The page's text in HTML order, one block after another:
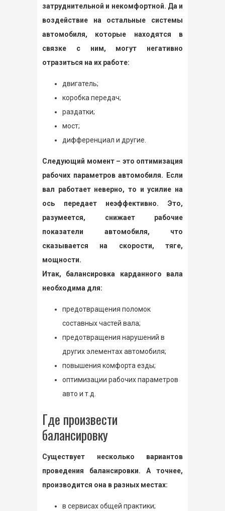
затруднительной и некомфортной. Да и
воздействие на остальные системы
автомобиля, которые находятся в
связке с ним, могут негативно
отразиться на их работе:
двигатель;
коробка передач;
раздатки;
мост;
дифференциал и другие.
Следующий момент – это оптимизация
рабочих параметров автомобиля. Если
вал работает неверно, то и усилие на
ось передает неэффективно. Это,
разумеется, снижает рабочие
показатели автомобиля, что
сказывается на скорости, тяге,
мощности.
Итак, балансировка карданного вала
необходима для:
предотвращения поломок
составных частей вала;
предотвращения нарушений в
других элементах автомобиля;
повышения комфорта езды;
оптимизации рабочих параметров
авто и т.д.
Где произвести
балансировку
Существует несколько вариантов
проведения балансировки. А точнее,
производится она в разных местах:
в сервисах общей практики;